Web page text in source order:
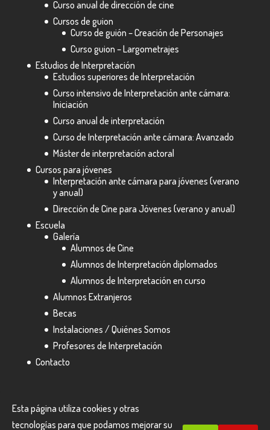
Curso anual de dirección de cine
Cursos de guion
Curso de guión – Creación de Personajes
Curso guion – Largometrajes
Estudios de Interpretación
Estudios superiores de Interpretación
Curso intensivo de Interpretación ante cámara:
Iniciación
Curso anual de interpretación
Curso de Interpretación ante cámara: Avanzado
Máster de interpretación actoral
Cursos para jóvenes
Interpretación ante cámara para jóvenes (verano
y anual)
Dirección de Cine para Jóvenes (verano y anual)
Escuela
Galería
Alumnos de Cine
Alumnos de Interpretación diplomados
Alumnos de Interpretación en curso
Alumnos Extranjeros
Becas
Instalaciones / Quiénes Somos
Profesores de Interpretación
Contacto
Esta página utiliza cookies y otras
tecnologías para que podamos mejorar su